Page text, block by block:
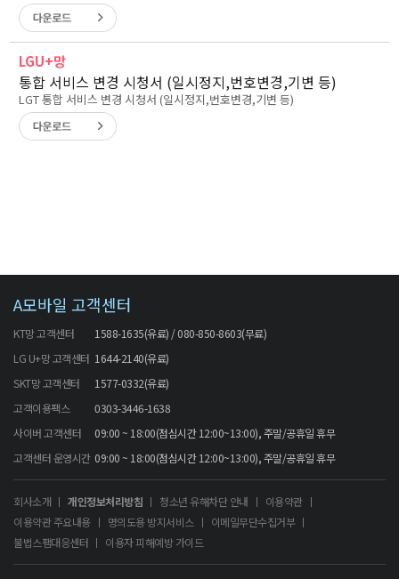
LGU+망
통합 서비스 변경 시청서 (일시정지,번호변경,기변 등)
LGT 통합 서비스 변경 시청서 (일시정지,번호변경,기변 등)
A모바일 고객센터
KT망 고객센터
1588-1635(유료) / 080-850-8603(무료)
LG U+망 고객센터 1644-2140(유료)
SKT망 고객센터
1577-0332(유료)
고객이용팩스
0303-3446-1638
사이버 고객센터
09:00 ~ 18:00(점심시간 12:00~13:00), 주말/공휴일 휴무
고객센터 운영시간 09:00 ~ 18:00(점심시간 12:00~13:00), 주말/공휴일 휴무
회사소개 개인정보처리방침 청소년 유해차단 안내
이용약관
이용약관 주요내용
명의도용 방지서비스
이메일무단수집거부
불법스팸대응센터
이용자 피해예방 가이드